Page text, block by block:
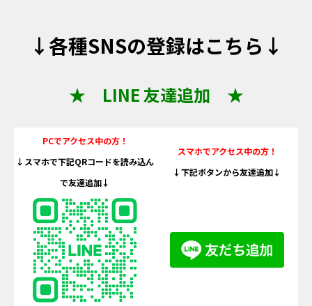
↓各種SNSの登録はこちら↓
★ LINE 友達追加 ★
PCでアクセス中の方！
↓スマホで下記QRコードを読み込ん
で友達追加↓
スマホでアクセス中の方！
↓下記ボタンから友達追加↓